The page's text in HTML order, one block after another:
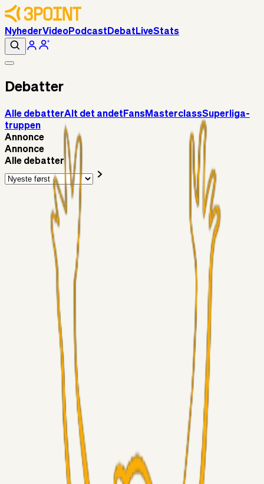
NyhederVideoPodcast Debat LiveStats
Debatter
Alle debatterAlt det andet FansMasterclassSuperliga-
truppen
Annonce
Annonce
Alle debatter
Alt det andet
Chrisdinho88 7 timer siden
Bange anelser
Superliga-truppen
GulBlaaPuls
10 timer siden
Kommer Jobbe hjem?
19 timer siden
Brøndby-TV og u-19
Alt det andet
04. aug. 2026
5. Forudsigelser op til Horsens kampen.
RasmusStephansen
Nørgaards Lever Hug, Skaktræk Mod En Utålmodig
RasmusStephansen
04. aug. 2026
Har GFH løsnet grebet...?